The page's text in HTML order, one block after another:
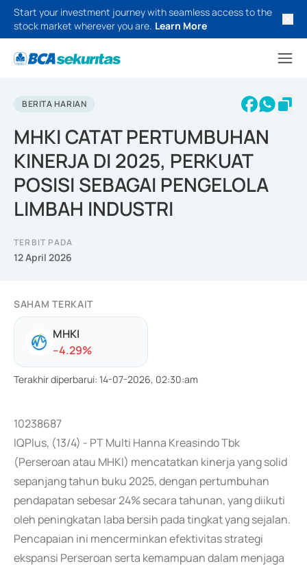
Start your investment journey with seamless access to the
stock market wherever you are. Learn More
BERITA HARIAN
MHKI CATAT PERTUMBUHAN
KINERJA DI 2025, PERKUAT
POSISI SEBAGAI PENGELOLA
LIMBAH INDUSTRI
TERBIT PADA
12 April 2026
SAHAM TERKAIT
MHKI
--4.29%
Terakhir diperbarui: 14-07-2026, 02:30:am
10238687
IQPlus, (13/4) - PT Multi Hanna Kreasindo Tbk
(Perseroan atau MHKI) mencatatkan kinerja yang solid
sepanjang tahun buku 2025, dengan pertumbuhan
pendapatan sebesar 24% secara tahunan, yang diikuti
oleh peningkatan laba bersih pada tingkat yang sejalan.
Pencapaian ini mencerminkan efektivitas strategi
ekspansi Perseroan serta kemampuan dalam menjaga